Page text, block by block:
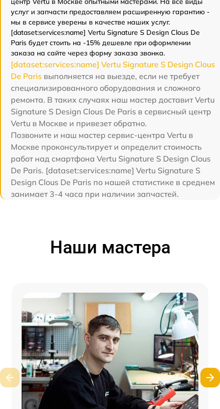
услуг и запчасти предоставляем расширенную гарантию -
мы в сервисе уверены в качестве наших услуг.
[dataset:services:name] Vertu Signature S Design Clous De
Paris будет стоить на -15% дешевле при оформлении
заказа на сайте через форму заказа звонка.
[dataset:services:name] Vertu Signature S Design Clous
De Paris выполняется на выезде, если не требует
специализированного оборудования и сложного
ремонта. В таких случаях наш мастер доставит Vertu
Signature S Design Clous De Paris в сервисный центр
Vertu в Москве и привезет обратно.
Позвоните и наш мастер сервис-центра Vertu в
Москве проконсультирует и определит стоимость
работ над смартфона Vertu Signature S Design Clous
De Paris. [dataset:services:name] Vertu Signature S
Design Clous De Paris по нашей статистике в среднем
занимает 3-4 часа при наличии запчастей.
Наши мастера